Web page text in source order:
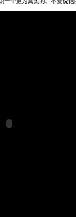
一个更为真实的、不爱说话